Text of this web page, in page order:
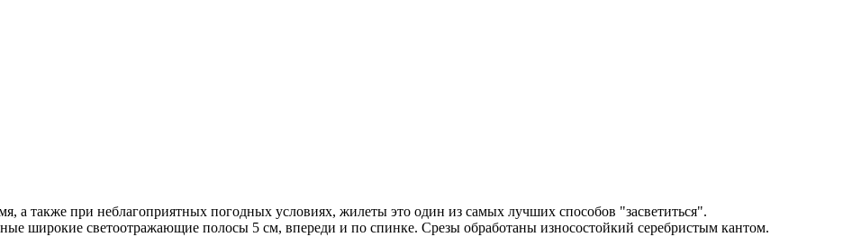
а также при неблагоприятных погодных условиях, жилеты это один из самых лучших способов "засветиться".
широкие светоотражающие полосы 5 см, впереди и по спинке. Срезы обработаны износостойкий серебристым кантом.